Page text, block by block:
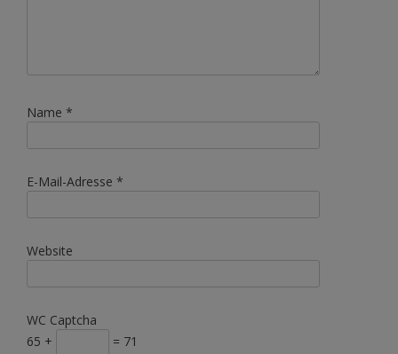
Name *
E-Mail-Adresse *
Website
WC Captcha
65 +
= 71